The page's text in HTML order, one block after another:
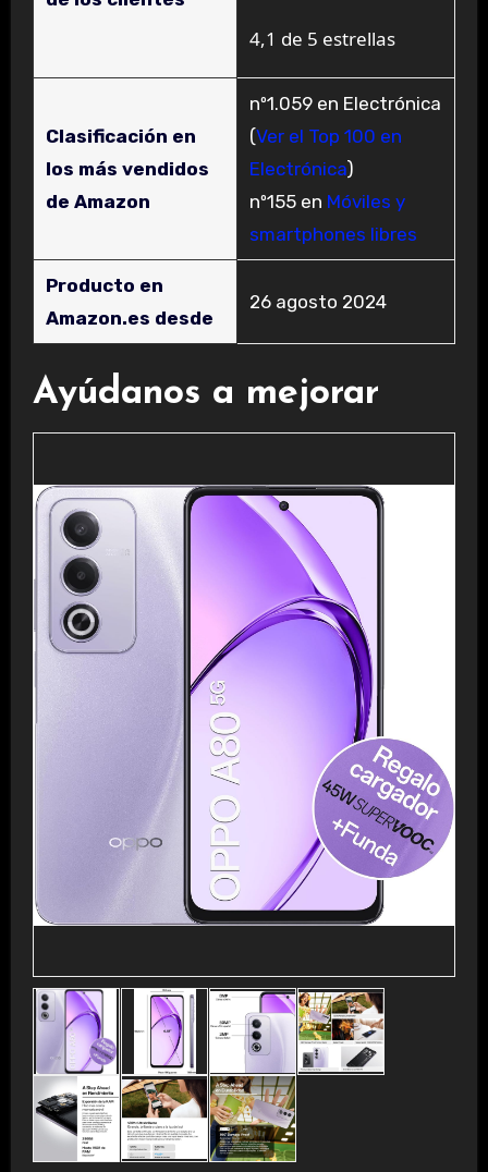
4,1 de 5 estrellas
Clasificación en
los más vendidos
de Amazon
nº1.059 en Electrónica
(Ver el Top 100 en
Electrónica)
nº155 en Móviles y
smartphones libres
Producto en
Amazon.es desde
26 agosto 2024
Ayúdanos a mejorar